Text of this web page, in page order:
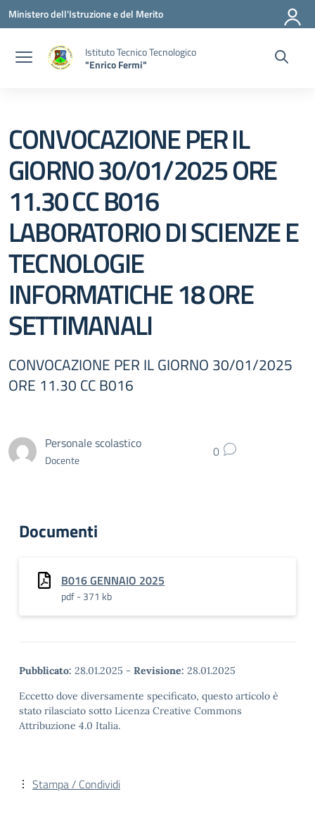
Vai ai contenuti
Vai al menu di navigazione
Vai al footer
Ministero dell'Istruzione e del Merito
Istituto Tecnico Tecnologico
"Enrico Fermi"
CONVOCAZIONE PER IL
GIORNO 30/01/2025 ORE
11.30 CC B016
LABORATORIO DI SCIENZE E
TECNOLOGIE
INFORMATICHE 18 ORE
SETTIMANALI
CONVOCAZIONE PER IL GIORNO 30/01/2025
ORE 11.30 CC B016
Personale scolastico
Docente 0
Documenti
B016 GENNAIO 2025
pdf - 371 kb
Pubblicato: 28.01.2025 - Revisione: 28.01.2025
Eccetto dove diversamente specificato, questo articolo è
stato rilasciato sotto Licenza Creative Commons
Attribuzione 4.0 Italia.
Stampa / Condividi